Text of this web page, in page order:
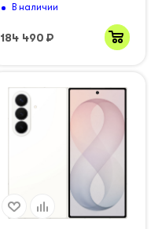
В наличии
184 490 ₽